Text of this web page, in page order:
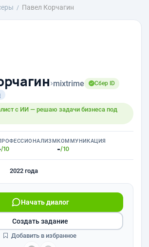
Павел Корчагин
›mixtrime
Сбер ID
с ИИ — решаю задачи бизнеса под
/10
КОММУНИКАЦИЯ
-/10
2022 года
Начать диалог
Создать задание
Добавить в избранное